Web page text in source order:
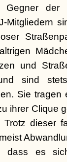
Gegner
Mitgliedern
und
sind
Sie tragen
ihrer Clique
dieser
dass es